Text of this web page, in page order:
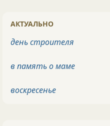
АКТУАЛЬНО
день строителя
в память о маме
воскресенье